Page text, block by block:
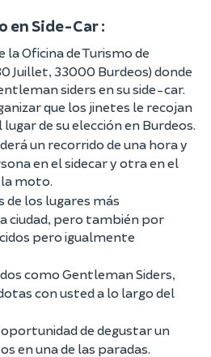
en Side-Car :
la Oficina de Turismo de
Juillet, 33000 Burdeos)donde
siders en su side-car.
que los jinetes le recojan
de su elección en Burdeos.
un recorrido de una hora y
en el sidecar y otra en el
moto.
de los lugares más
ciudad, pero también por
pero igualmente
como Gentleman Siders,
con usted a lo largo del
de degustar un
en una de las paradas.